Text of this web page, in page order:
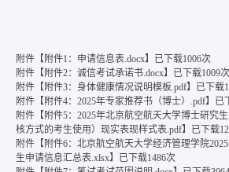
附件【 附件1：申请信息表.docx】已下载1006次
附件【 附件2：诚信考试承诺书.docx】已下载1009次
附件【 附件3：身体健康情况说明模板.pdf】已下载
附件【 附件4：2025年专家推荐书（博士）.pdf】已
附件【 附件5：2025年北京航空航天大学博士研究
核方式的考生使用）现实表现样式表.pdf】已下载
附件【 附件6：北京航空航天大学经济管理学院
生申请信息汇总表.xlsx】已下载1486次